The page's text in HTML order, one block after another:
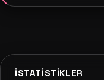
İSTATISTIKLER